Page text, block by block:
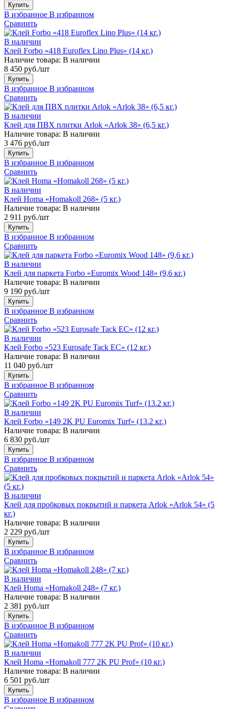
Купить
В избранное В избранном
Сравнить
В наличии
Клей Forbo «418 Euroflex Lino Plus» (14 кг.)
Наличие товара: В наличии
8 450 руб./шт
Купить
В избранное В избранном
Сравнить
В наличии
Клей для ПВХ плитки Arlok «Arlok 38» (6,5 кг.)
Наличие товара: В наличии
3 476 руб./шт
Купить
В избранное В избранном
Сравнить
В наличии
Клей Homa «Homakoll 268» (5 кг.)
Наличие товара: В наличии
2 911 руб./шт
Купить
В избранное В избранном
Сравнить
В наличии
Клей для паркета Forbo «Euromix Wood 148» (9,6 кг.)
Наличие товара: В наличии
9 190 руб./шт
Купить
В избранное В избранном
Сравнить
В наличии
Клей Forbo «523 Eurosafe Tack EC» (12 кг.)
Наличие товара: В наличии
11 040 руб./шт
Купить
В избранное В избранном
Сравнить
В наличии
Клей Forbo «149 2K PU Euromix Turf» (13.2 кг.)
Наличие товара: В наличии
6 830 руб./шт
Купить
В избранное В избранном
Сравнить
В наличии
Клей для пробковых покрытий и паркета Arlok «Arlok 54» (5
кг.)
Наличие товара: В наличии
2 229 руб./шт
Купить
В избранное В избранном
Сравнить
В наличии
Клей Homa «Homakoll 248» (7 кг.)
Наличие товара: В наличии
2 381 руб./шт
Купить
В избранное В избранном
Сравнить
В наличии
Клей Homa «Homakoll 777 2K PU Prof» (10 кг.)
Наличие товара: В наличии
6 501 руб./шт
Купить
В избранное В избранном